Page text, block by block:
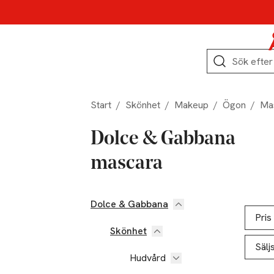
Sök
Start / Skönhet / Makeup / Ögon /
Dolce & Gabbana
mascara
Hoppa till produktsidan
Dolce & Gabbana
Skönhet
Hudvård
Pris
Lista